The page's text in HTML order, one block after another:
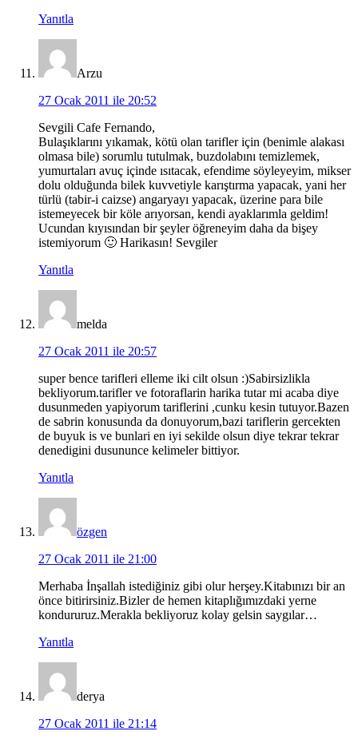
Yanıtla
Arzu
27 Ocak 2011 ile 20:52
Sevgili Cafe Fernando,
Bulaşıklarını yıkamak, kötü olan tarifler için (benimle alakası
olmasa bile) sorumlu tutulmak, buzdolabını temizlemek,
yumurtaları avuç içinde ısıtacak, efendime söyleyeyim, mikser
dolu olduğunda bilek kuvvetiyle karıştırma yapacak, yani her
türlü (tabir-i caizse) angaryayı yapacak, üzerine para bile
istemeyecek bir köle arıyorsan, kendi ayaklarımla geldim!
Ucundan kıyısından bir şeyler öğreneyim daha da bişey
istemiyorum 🙂 Harikasın! Sevgiler
Yanıtla
melda
27 Ocak 2011 ile 20:57
super bence tarifleri elleme iki cilt olsun :)Sabirsizlikla
bekliyorum.tarifler ve fotoraflarin harika tutar mi acaba diye
dusunmeden yapiyorum tariflerini ,cunku kesin tutuyor.Bazen
de sabrin konusunda da donuyorum,bazi tariflerin gercekten
de buyuk is ve bunlari en iyi sekilde olsun diye tekrar tekrar
denedigini dusununce kelimeler bittiyor.
Yanıtla
özgen
27 Ocak 2011 ile 21:00
Merhaba İnşallah istediğiniz gibi olur herşey.Kitabınızı bir an
önce bitirirsiniz.Bizler de hemen kitaplığımızdaki yerne
kondururuz.Merakla bekliyoruz kolay gelsin saygılar…
Yanıtla
derya
27 Ocak 2011 ile 21:14